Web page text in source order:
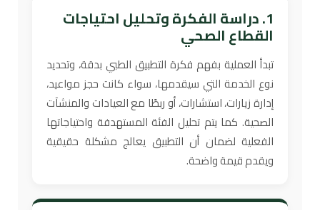
1. دراسة الفكرة وتحليل احتياجات
القطاع الصحي
تبدأ العملية بفهم فكرة التطبيق الطبي بدقة، وتحديد
نوع الخدمة التي سيقدمها، سواء كانت حجز مواعيد،
إدارة زيارات، استشارات، أو ربطًا مع العيادات والمنشآت
الصحية. كما يتم تحليل الفئة المستهدفة واحتياجاتها
الفعلية لضمان أن التطبيق يعالج مشكلة حقيقية
ويقدم قيمة واضحة.